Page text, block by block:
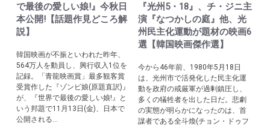
で最後の愛しい娘!』今秋日
本公開!【話題作見どころ解
説】
韓国映画が不振といわれた昨年、
564万人を動員し、興行収入1位を
記録。「青龍映画賞」最多観客賞
受賞作した『ゾンビ娘(原題直訳)』
が、『世界で最後の愛しい娘!』と
いう邦題で11月13日(金)、日本で
公開される...
『光州5・18』、チ・ジニ主
演『なつかしの庭』他、光
州民主化運動が題材の映画6
選【韓国映画傑作選】
今から46年前、1980年5月18日
は、光州市で活発化した民主化運
動を政府の戒厳軍が過剰鎮圧し、
多くの犠牲者を出した日だ。悲劇
の実態が明らかになったのは、首
謀者である全斗煥(チョン・ドゥフ